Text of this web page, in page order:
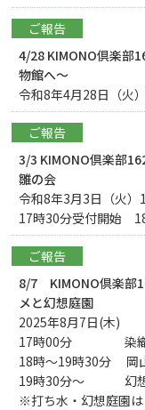
ご報告
4/28 KIMONO倶楽部
物館へ～
令和8年4月28日（
ご報告
3/3 KIMONO倶楽部
雛の会
令和8年3月3日（火）
17時30分受付開始
ご報告
8/7 KIMONO倶楽部
メと幻想庭園
2025年8月7日(木)
17時00分 染織近
18時～19時30分 岡
19時30分〜 幻想
※打ち水・幻想庭園